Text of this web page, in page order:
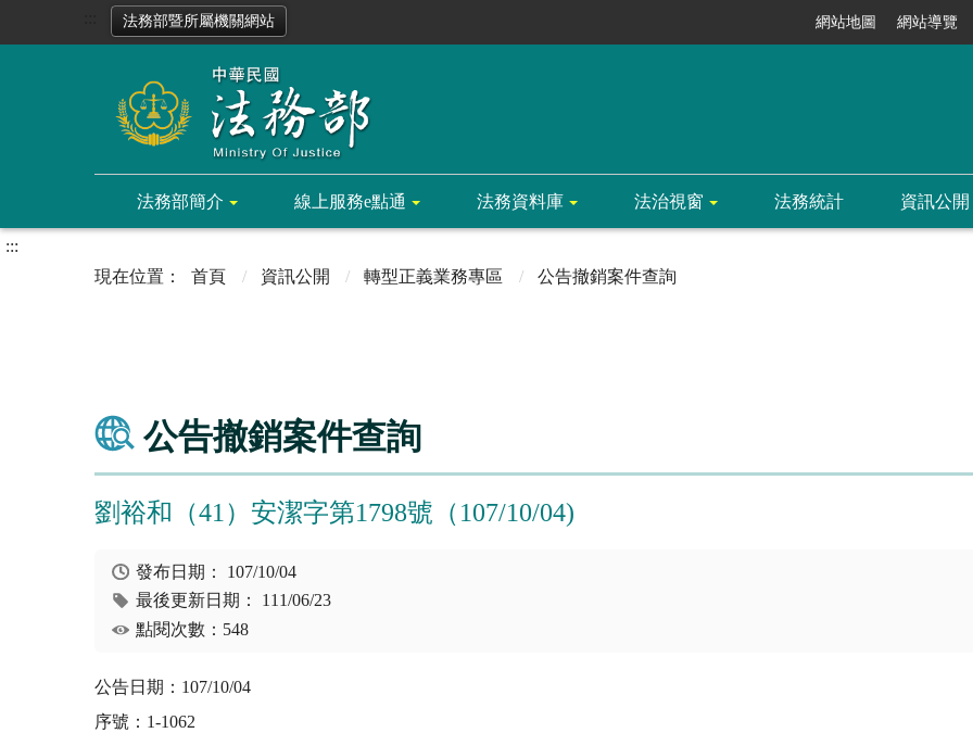
法務部暨所屬機關網站 網站地圖 網站導覽
法務部簡介 線上服務e點通 法務資料庫 法治視窗 法務統計 資訊公開
:::
首頁
資訊公開 轉型正義業務專區 公告撤銷案件查詢
公告撤銷案件查詢
劉裕和（41）安潔字第1798號（107/10/04)
發布日期： 107/10/04
最後更新日期： 111/06/23
點閱次數：548
公告日期：107/10/04
序號：1-1062